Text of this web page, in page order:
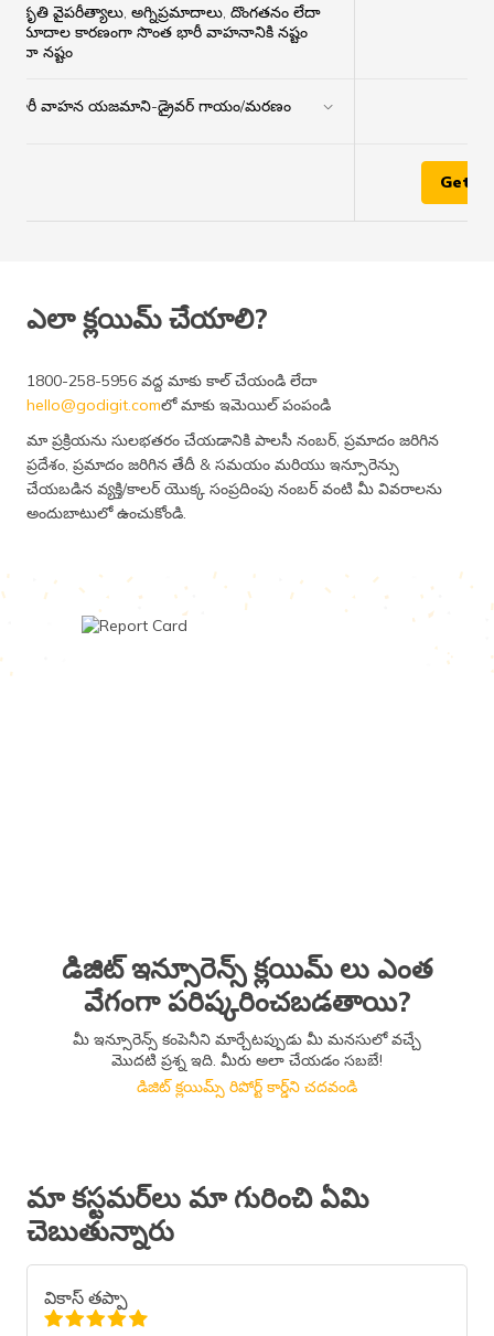
ప్రకృతి వైపరీత్యాలు, అగ్నిప్రమాదాలు, దొంగతనం లేదా
ప్రమాదాల కారణంగా సొంత భారీ వాహనానికి నష్టం
లేదా నష్టం
భారీ వాహన యజమాని-డ్రైవర్ గాయం/మరణం
Get
ఎలా క్లయిమ్ చేయాలి?
1800-258-5956 వద్ద మాకు కాల్ చేయండి లేదా
hello@godigit.comలో మాకు ఇమెయిల్ పంపండి
మా ప్రక్రియను సులభతరం చేయడానికి పాలసీ నంబర్, ప్రమాదం జరిగిన
ప్రదేశం, ప్రమాదం జరిగిన తేదీ & సమయం మరియు ఇన్సూరెన్సు
చేయబడిన వ్యక్తి/కాలర్ యొక్క సంప్రదింపు నంబర్ వంటి మీ వివరాలను
అందుబాటులో ఉంచుకోండి.
డిజిట్ ఇన్సూరెన్స్ క్లయిమ్ లు ఎంత
వేగంగా పరిష్కరించబడతాయి?
మీ ఇన్సూరెన్స్ కంపెనీని మార్చేటప్పుడు మీ మనసులో వచ్చే
మొదటి ప్రశ్న ఇది. మీరు అలా చేయడం సబబే!
డిజిట్ క్లయిమ్స్ రిపోర్ట్ కార్డ్‌ని చదవండి
మా కస్టమర్‌లు మా గురించి ఏమి
చెబుతున్నారు
వికాస్ తప్పా